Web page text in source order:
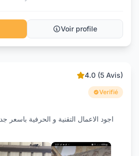
Voir profile
4.0 (5 Avis)
Verifié